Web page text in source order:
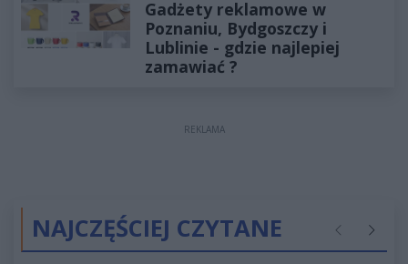
Gadżety reklamowe w
Poznaniu, Bydgoszczy i
Lublinie - gdzie najlepiej
zamawiać ?
REKLAMA
NAJCZĘŚCIEJ CZYTANE Poprzednie